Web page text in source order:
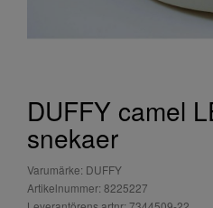
DUFFY camel
snekaer
Varumärke: DUFFY
Artikelnummer: 8225227